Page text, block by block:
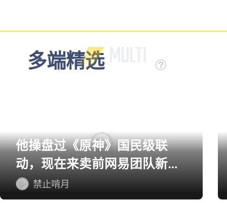
多端精选
他操盘过《原神》国民级联
动，现在来卖前网易团队新作
了 禁止啃月